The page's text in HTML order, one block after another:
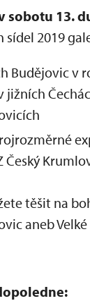
sobotu 13.
sídel 2019
Budějovic v
Český
těšit na
aneb